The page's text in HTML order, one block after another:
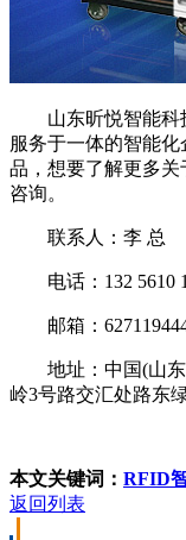
山东昕悦智能科技
服务于一体的智能
品，想要了解更多
咨询。
联系人：李 总
电话：132 5610
邮箱：
地址：中国(山东)
岭3号路交汇处路东
本文关键词： RFID
返回列表